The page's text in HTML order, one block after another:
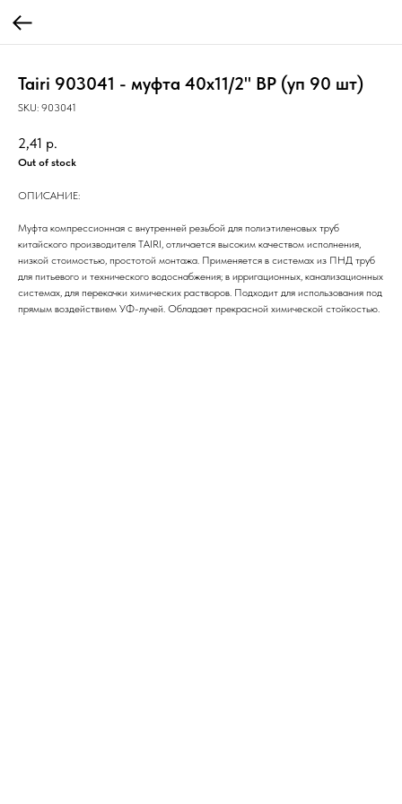
Tairi 903041 - муфта 40х11/2" ВР (уп 90 шт)
SKU: 903041
2,41 р.
Out of stock
ОПИСАНИЕ:
Муфта компрессионная с внутренней резьбой для полиэтиленовых труб
китайского производителя TAIRI, отличается высоким качеством исполнения,
низкой стоимостью, простотой монтажа. Применяется в системах из ПНД труб
для питьевого и технического водоснабжения; в ирригационных, канализационных
системах, для перекачки химических растворов. Подходит для использования под
прямым воздействием УФ-лучей. Обладает прекрасной химической стойкостью.